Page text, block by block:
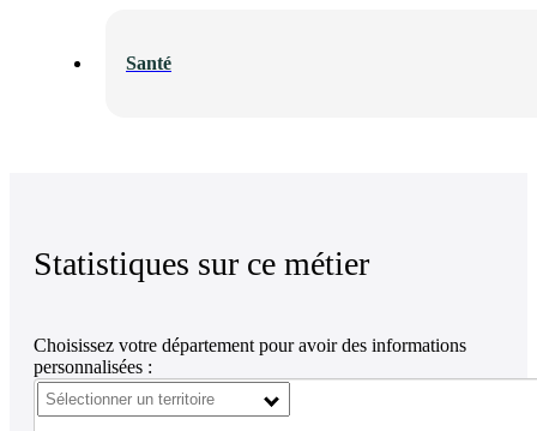
Santé
Statistiques sur ce métier
Choisissez votre département pour avoir des informations
personnalisées :